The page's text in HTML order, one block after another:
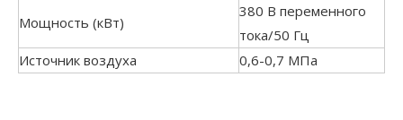
Мощность (кВт)
380 В переменного
тока/50 Гц
Источник воздуха
0,6-0,7 МПа